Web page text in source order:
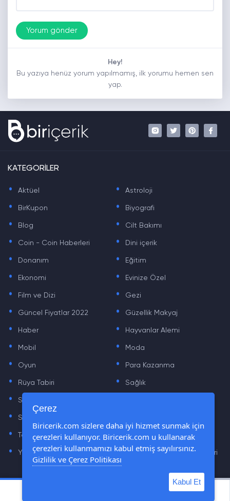
Hey!
Bu yazıya henüz yorum yapılmamış, ilk yorumu hemen sen
yap.
KATEGORİLER
. Aktüel . Astroloji
. BirKupon . Biyografi
. Blog . Cilt Bakımı
. Coin - Coin Haberleri . Dini içerik
. Donanım . Eğitim
. Ekonomi . Evinize Özel
. Film ve Dizi . Gezi
. Güncel Fiyatlar 2022 . Güzellik Makyaj
. Haber . Hayvanlar Alemi
. Mobil . Moda
. Oyun . Para Kazanma
. Rüya Tabiri . Sağlık
. Sinema .
. Sözler
. Teknoloji Haberleri . Yaşam
. Yazılım Haberleri . Yiyecek Önerileri ve Tarifleri
Çerez
Biricerik.com sizlere daha iyi hizmet sunmak için
çerezleri kullanıyor. Biricerik.com u kullanarak
çerezleri kullanmamızı kabul etmiş sayılırsınız.
Gizlilik ve Çerez Politikası
Kabul Et